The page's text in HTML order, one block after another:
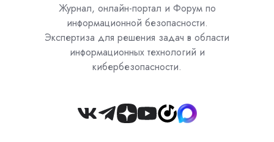
Журнал, онлайн-портал и Форум по
информационной безопасности.
Экспертиза для решения задач в области
информационных технологий и
кибербезопасности.
Join